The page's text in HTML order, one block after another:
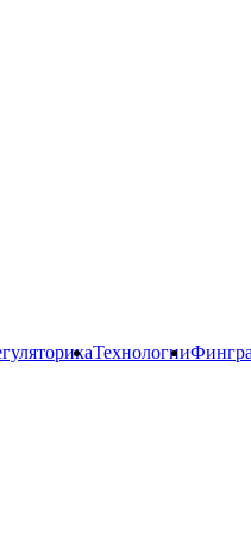
Технологии